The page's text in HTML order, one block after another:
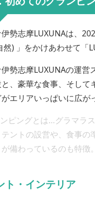
勢志摩LUXUNAは、
然) 」をかけあわせて「
勢志摩LUXUNAの運
と、豪華な食事、そし
エリアいっぱいに広が
ピングとは…グラマラ
ントの設営や、食事
備わっているのも特徴。
ト・インテリア